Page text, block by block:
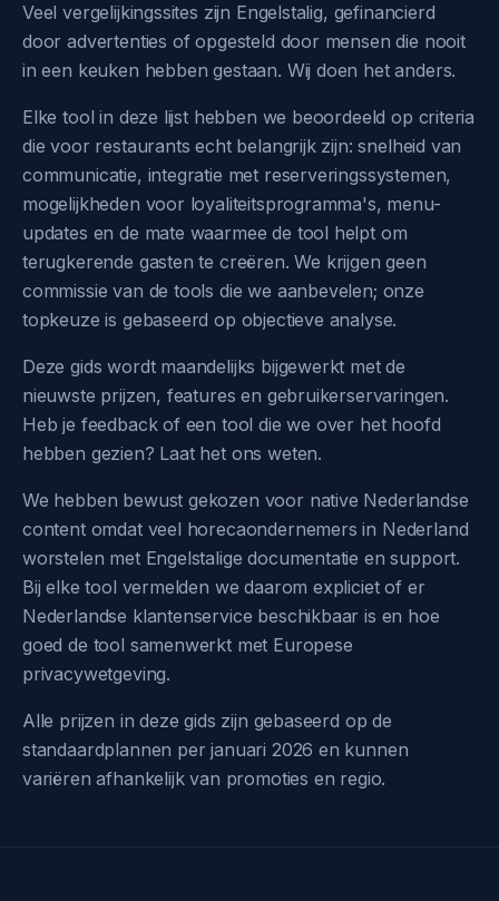
Veel vergelijkingssites zijn Engelstalig, gefinancierd
door advertenties of opgesteld door mensen die nooit
in een keuken hebben gestaan. Wij doen het anders.
Elke tool in deze lijst hebben we beoordeeld op criteria
die voor restaurants echt belangrijk zijn: snelheid van
communicatie, integratie met reserveringssystemen,
mogelijkheden voor loyaliteitsprogramma's, menu-
updates en de mate waarmee de tool helpt om
terugkerende gasten te creëren. We krijgen geen
commissie van de tools die we aanbevelen; onze
topkeuze is gebaseerd op objectieve analyse.
Deze gids wordt maandelijks bijgewerkt met de
nieuwste prijzen, features en gebruikerservaringen.
Heb je feedback of een tool die we over het hoofd
hebben gezien? Laat het ons weten.
We hebben bewust gekozen voor native Nederlandse
content omdat veel horecaondernemers in Nederland
worstelen met Engelstalige documentatie en support.
Bij elke tool vermelden we daarom expliciet of er
Nederlandse klantenservice beschikbaar is en hoe
goed de tool samenwerkt met Europese
privacywetgeving.
Alle prijzen in deze gids zijn gebaseerd op de
standaardplannen per januari 2026 en kunnen
variëren afhankelijk van promoties en regio.